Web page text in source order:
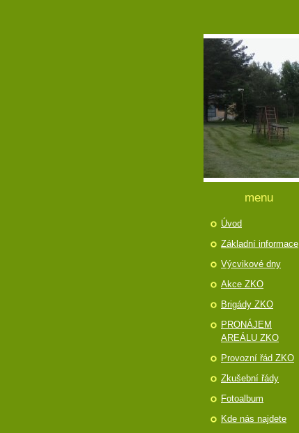
menu
Úvod
Základní informace
Výcvikové dny
Akce ZKO
Brigády ZKO
PRONÁJEM
AREÁLU ZKO
Provozní řád ZKO
Zkušební řády
Fotoalbum
Kde nás najdete